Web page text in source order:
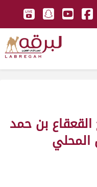
بن حمد
المحلي